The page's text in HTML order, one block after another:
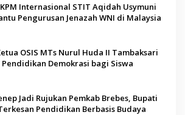
Internasional STIT Aqidah Usymuni
Pengurusan Jenazah WNI di Malaysia
OSIS MTs Nurul Huda II Tambaksari
Pendidikan Demokrasi bagi Siswa
Jadi Rujukan Pemkab Brebes, Bupati
Pendidikan Berbasis Budaya